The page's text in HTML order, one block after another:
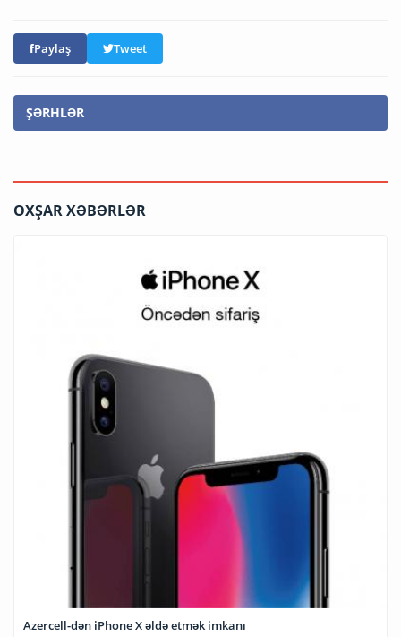
Paylaş Tweet
ŞƏRHLƏR
OXŞAR XƏBƏRLƏR
Azercell-dən iPhone X əldə etmək imkanı